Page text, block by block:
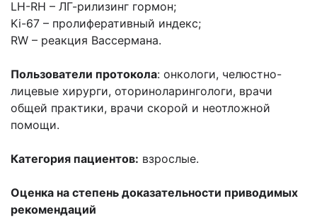
LH-RH – ЛГ-рилизинг гормон;
Ki-67 – пролиферативный индекс;
RW – реакция Вассермана.
Пользователи протокола: онкологи, челюстно-
лицевые хирурги, оториноларингологи, врачи
общей практики, врачи скорой и неотложной
помощи.
Категория пациентов: взрослые.
Оценка на степень доказательности приводимых
рекомендаций